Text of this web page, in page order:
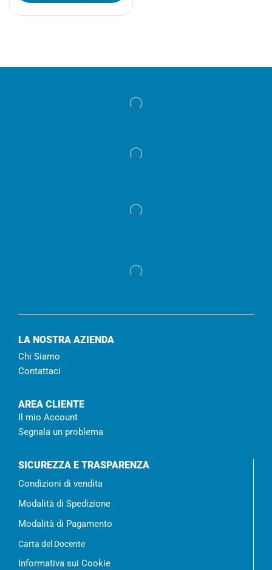
LA NOSTRA AZIENDA
Chi Siamo
Contattaci
AREA CLIENTE
Il mio Account
Segnala un problema
SICUREZZA E TRASPARENZA
Condizioni di vendita
Modalità di Spedizione
Modalità di Pagamento
Carta del Docente
Informativa sui Cookie